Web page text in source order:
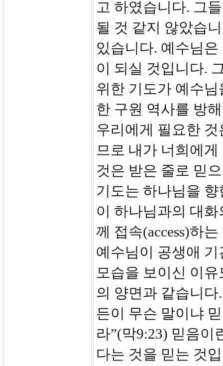
고 하였습니다. 그
될 것 같지 않았습
있습니다. 예수님
이 되실 것입니다.
위한 기도가 예수
한 구원 역사를 방
우리에게 필요한
므로 내가 너희에
것은 받은 줄로 믿
기도는 하나님을
이 하나님과의 대
께 접속(access)하
예수님이 공생애
모습을 보이신 이
의 양면과 같습니
든이 무슨 말이냐
라”(막9:23) 믿음이
다는 것을 믿는 것